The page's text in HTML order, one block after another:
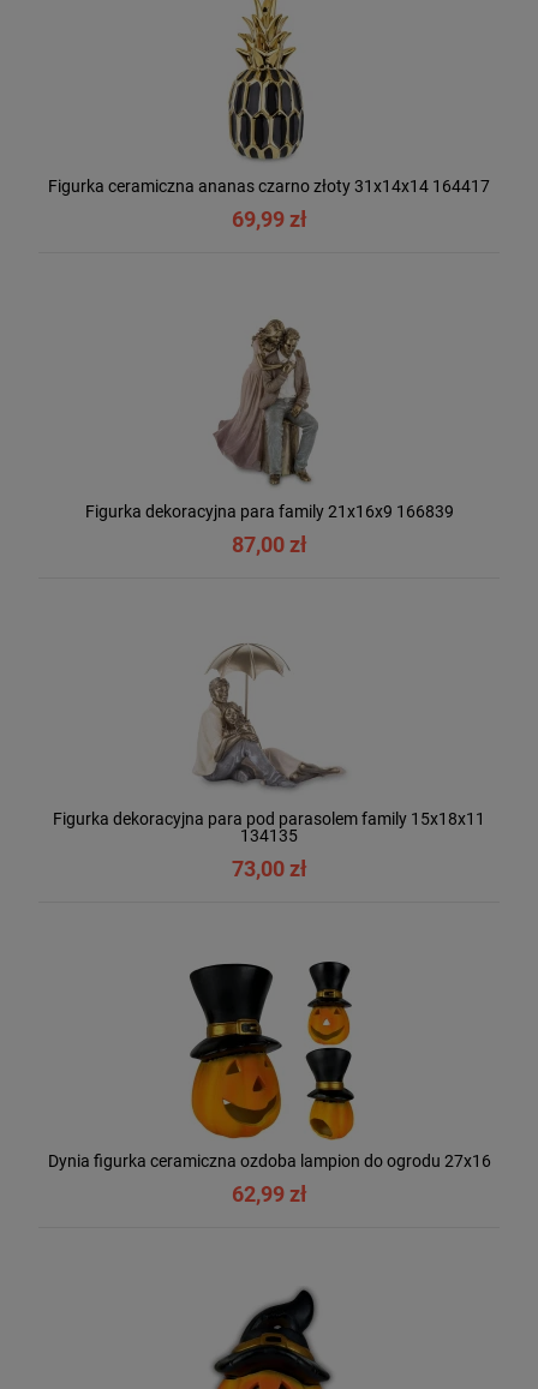
Figurka ceramiczna ananas czarno złoty 31x14x14 164417
69,99 zł
Figurka dekoracyjna para family 21x16x9 166839
87,00 zł
Figurka dekoracyjna para pod parasolem family 15x18x11
134135
73,00 zł
Dynia figurka ceramiczna ozdoba lampion do ogrodu 27x16
62,99 zł